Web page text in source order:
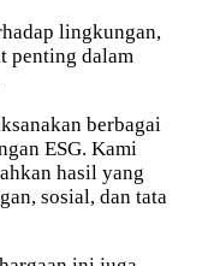
lingkungan,
penting dalam
berbagai
ESG. Kami
hasil yang
sosial, dan tata